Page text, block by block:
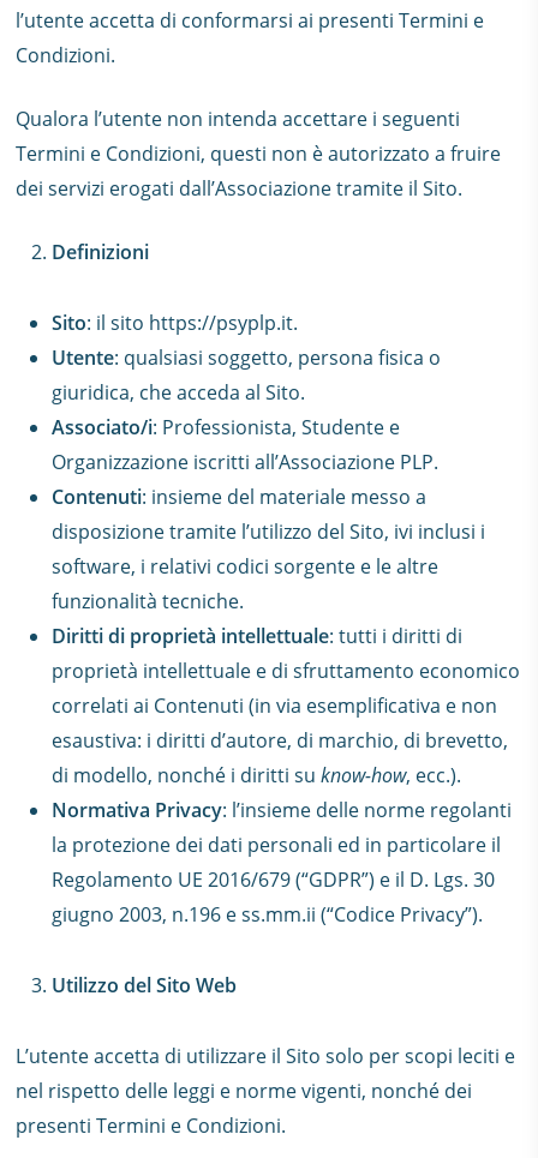
l’utente accetta di conformarsi ai presenti Termini e
Condizioni.
Qualora l’utente non intenda accettare i seguenti
Termini e Condizioni, questi non è autorizzato a fruire
dei servizi erogati dall’Associazione tramite il Sito.
Definizioni
Sito: il sito https://psyplp.it.
Utente: qualsiasi soggetto, persona fisica o
giuridica, che acceda al Sito.
Associato/i: Professionista, Studente e
Organizzazione iscritti all’Associazione PLP.
Contenuti: insieme del materiale messo a
disposizione tramite l’utilizzo del Sito, ivi inclusi i
software, i relativi codici sorgente e le altre
funzionalità tecniche.
Diritti di proprietà intellettuale: tutti i diritti di
proprietà intellettuale e di sfruttamento economico
correlati ai Contenuti (in via esemplificativa e non
esaustiva: i diritti d’autore, di marchio, di brevetto,
di modello, nonché i diritti suknow-how, ecc.).
Normativa Privacy: l’insieme delle norme regolanti
la protezione dei dati personali ed in particolare il
Regolamento UE 2016/679 (“GDPR”) e il D. Lgs. 30
giugno 2003, n.196 e ss.mm.ii (“Codice Privacy”).
Utilizzo del Sito Web
L’utente accetta di utilizzare il Sito solo per scopi leciti e
nel rispetto delle leggi e norme vigenti, nonché dei
presenti Termini e Condizioni.